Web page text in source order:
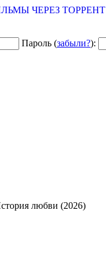
ЧЕРЕЗ ТОРРЕНТ
Пароль (забыли?):
любви (2026)